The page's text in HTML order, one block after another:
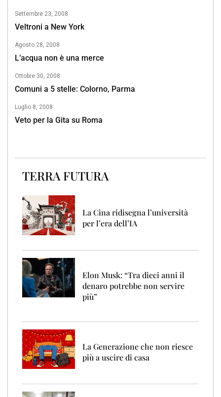
Settembre 23, 2008
Veltroni a New York
Agosto 28, 2008
L’acqua non è una merce
Ottobre 30, 2008
Comuni a 5 stelle: Colorno, Parma
Luglio 8, 2008
Veto per la Gita su Roma
TERRA FUTURA
La Cina ridisegna l’università
per l’era dell’IA
Elon Musk: “Tra dieci anni il
denaro potrebbe non servire
più”
La Generazione che non riesce
più a uscire di casa